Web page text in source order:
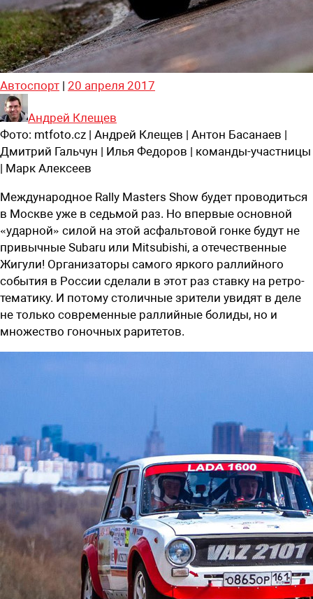
Автоспорт | 20 апреля 2017
Андрей Клещев
Фото: mtfoto.cz | Андрей Клещев | Антон Басанаев |
Дмитрий Гальчун | Илья Федоров | команды-участницы
| Марк Алексеев
Международное Rally Masters Show будет проводиться
в Москве уже в седьмой раз. Но впервые основной
«ударной» силой на этой асфальтовой гонке будут не
привычные Subaru или Mitsubishi, а отечественные
Жигули! Организаторы самого яркого раллийного
события в России сделали в этот раз ставку на ретро-
тематику. И потому столичные зрители увидят в деле
не только современные раллийные болиды, но и
множество гоночных раритетов.